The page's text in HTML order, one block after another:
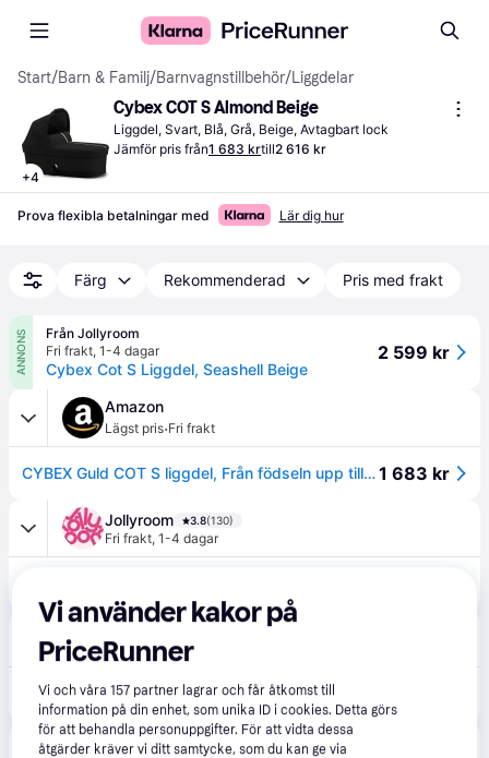
Start/Barn & Familj/Barnvagnstillbehör/Liggdelar
+4
Cybex COT S Almond Beige
Liggdel, Svart, Blå, Grå, Beige, Avtagbart lock
Jämför pris från1 683 krtill2 616 kr
Prova flexibla betalningar med Lär dig hur
Färg Rekommenderad Pris med frakt
ANNONS
Från Jollyroom
Fri frakt, 1-4 dagar
Cybex Cot S Liggdel, Seashell Beige
2 599 kr
Amazon
Lägst pris·Fri frakt
CYBEX Guld COT S liggdel, Från födseln upp till ca 6 månader (max. 9 kg), För CYBEX AVI Spin och Eezy S Twist +2, Almond Beige1 683 kr
Jollyroom 3.8(130)
Fri frakt, 1-4 dagar
Fri frakt
Cybex COT S liggdel Moon Black - Svart
Eller 895 kr/mån
Kids-World 3.5 (4)
Vi använder kakor på
PriceRunner
Vi och våra157 partner lagrar och får åtkomst till
information på din enhet, som unika ID i cookies. Detta görs
för att behandla personuppgifter. För att vidta dessa
åtgärder kräver vi ditt samtycke, som du kan ge via